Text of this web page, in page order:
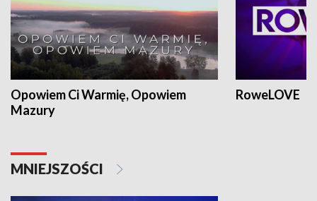
Opowiem Ci Warmię, Opowiem
Mazury
RoweLOVE
MNIEJSZOŚCI